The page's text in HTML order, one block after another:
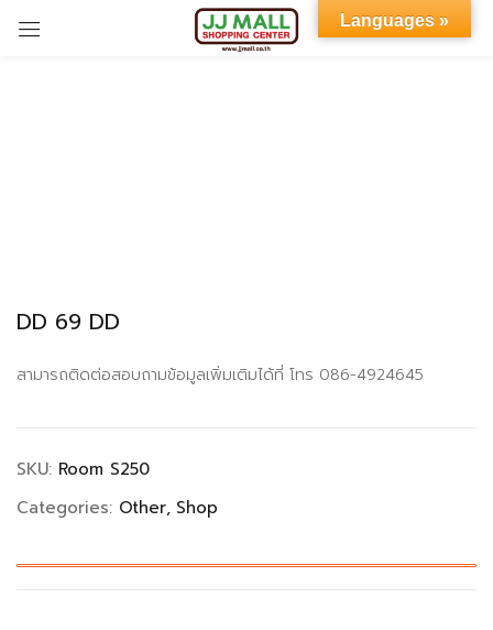
DD 69 DD
สามารถติดต่อสอบถามข้อมูลเพิ่มเติมได้ที่ โทร 086-4924645
SKU: Room S250
Categories: Other Shop
Languages »
Sign in